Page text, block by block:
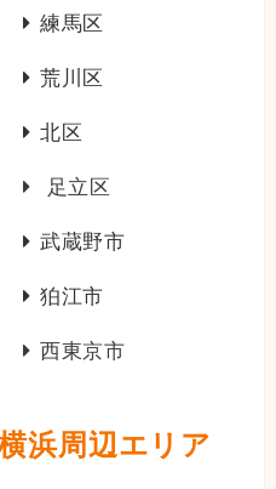
練馬区
荒川区
北区
足立区
武蔵野市
狛江市
西東京市
浜周辺エリア